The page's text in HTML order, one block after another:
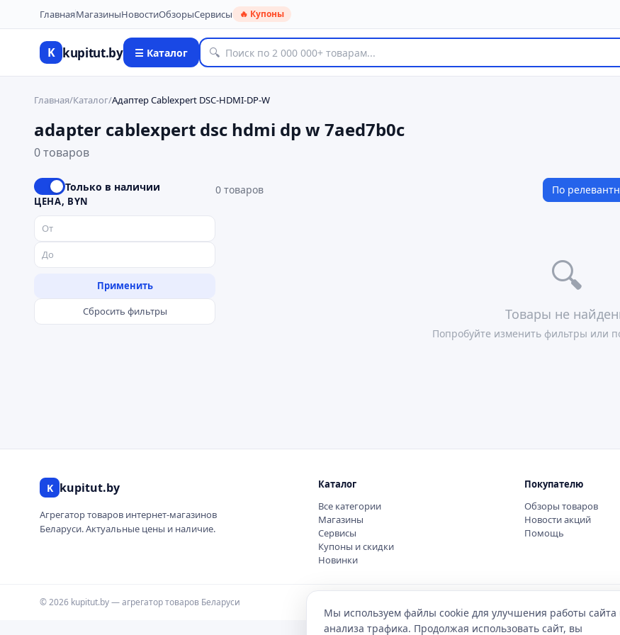
ГлавнаяМагазиныНовостиОбзорыСервисы 🔥 Купоны
K kupitut.by ☰ Каталог 🔍
Главная/Каталог/Адаптер Cablexpert DSC-HDMI-DP-W
adapter cablexpert dsc hdmi dp w 7aed7b0c
0 товаров
Только в наличии
ЦЕНА, BYN
Применить
Сбросить фильтры
0 товаров По
🔍
Товары не
Попробуйте изменить фильтры или
K kupitut.by
Агрегатор товаров интернет-магазинов
Беларуси. Актуальные цены и наличие.
Каталог
Все категории
Магазины
Сервисы
Купоны и скидки
Новинки
Покупателю
Обзоры товаров
Новости акций
Помощь
© 2026 kupitut.by — агрегатор товаров Беларуси
Мы используем файлы cookie для улучшения работы сайта
анализа трафика. Продолжая использовать сайт, вы